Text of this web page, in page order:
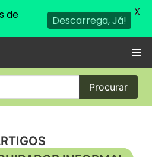
Procurar
de
Descarrega, Já!
X